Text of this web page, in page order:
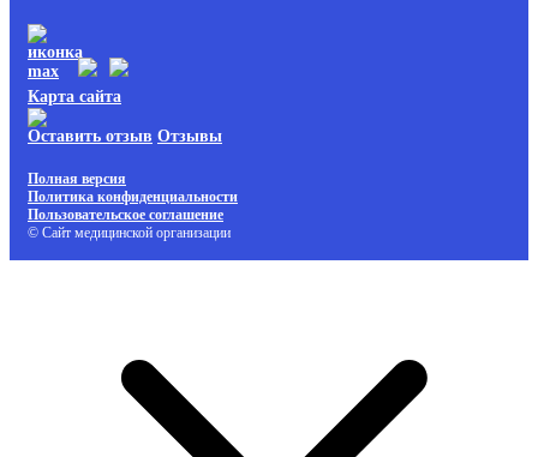
Карта сайта
Оставить отзыв Отзывы
Полная версия
Политика конфиденциальности
Пользовательское соглашение
© Сайт медицинской организации